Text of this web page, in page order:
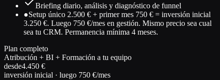
Briefing diario, análisis y diagnóstico de funnel
●Setup único 2.500 € + primer mes 750 € = inversión inicial
3.250 €. Luego 750 €/mes en gestión. Mismo precio sea cual
sea tu CRM. Permanencia mínima 4 meses.
Plan completo
Atribución + BI + Formación a tu equipo
desde4.450 €
inversión inicial · luego 750 €/mes